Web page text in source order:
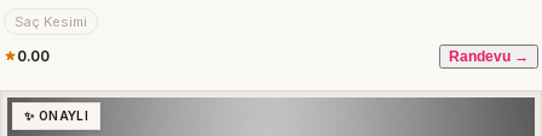
Saç Kesimi
0.00 Randevu →
✨ ONAYLI